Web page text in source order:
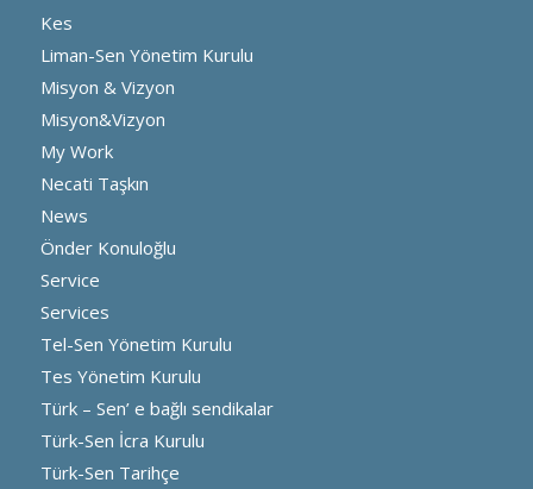
Kes
Liman-Sen Yönetim Kurulu
Misyon & Vizyon
Misyon&Vizyon
My Work
Necati Taşkın
News
Önder Konuloğlu
Service
Services
Tel-Sen Yönetim Kurulu
Tes Yönetim Kurulu
Türk – Sen’ e bağlı sendikalar
Türk-Sen İcra Kurulu
Türk-Sen Tarihçe